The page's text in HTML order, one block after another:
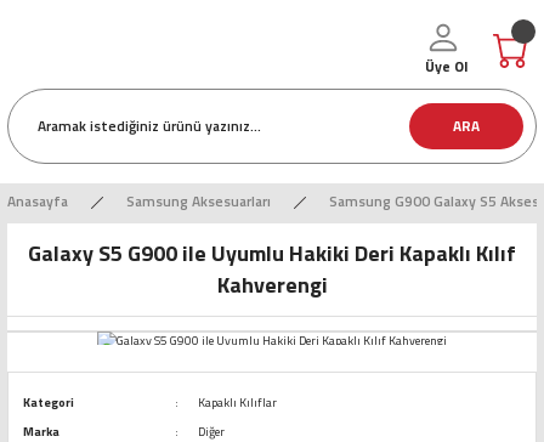
ARA
Üye Ol
Anasayfa Samsung Aksesuarları Samsung G900 Galaxy S5
Galaxy S5 G900 ile Uyumlu Hakiki Deri Kapaklı Kılıf
Kahverengi
Kategori
Kapaklı Kılıflar
Marka
Diğer